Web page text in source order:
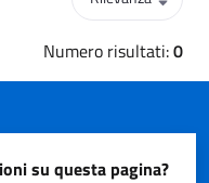
Numero risultati:0
su questa pagina?